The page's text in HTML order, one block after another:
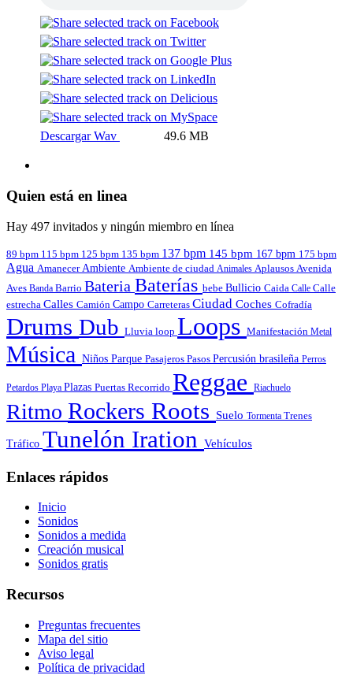
Descargar Wav 49.6 MB
Quien está en linea
Hay 497 invitados y ningún miembro en línea
89 bpm 115 bpm 125 bpm 135 bpm 137 bpm 145 bpm 167 bpm 175 bpm
Agua Amanecer Ambiente Ambiente de ciudad Animales Aplausos Avenida
Aves Banda Barrio Bateria Baterías bebe Bullicio Caida Calle Calle
estrecha Calles Camión Campo Carreteras Ciudad Coches Cofradía
Drums Dub Lluvia loop Loops Manifestación Metal
Música Niños Parque Pasajeros Pasos Percusión brasileña Perros
Petardos Playa Plazas Puertas Recorrido Reggae Riachuelo
Ritmo Rockers Roots Suelo Tormenta Trenes
Tráfico Tunelón Iration Vehículos
Enlaces rápidos
Inicio
Sonidos
Sonidos a medida
Creación musical
Sonidos gratis
Recursos
Preguntas frecuentes
Mapa del sitio
Aviso legal
Política de privacidad